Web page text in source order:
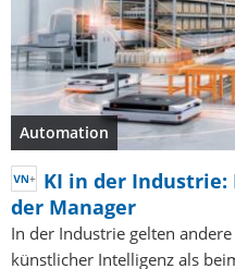
Automation
KI in der Industrie:
der Manager
In der Industrie gelten
künstlicher Intelligenz als